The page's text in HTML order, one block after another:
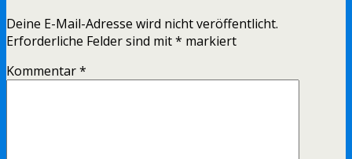
Deine E-Mail-Adresse wird nicht veröffentlicht.
Erforderliche Felder sind mit* markiert
Kommentar*